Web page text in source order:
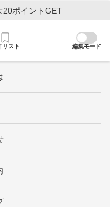
20ポイントGET
リスト 編集モード